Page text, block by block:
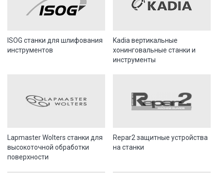
ISOG станки для шлифования
инструментов
Kadia вертикальные
хонинговальные станки и
инструменты
Lapmaster Wolters станки для
высокоточной обработки
поверхности
Repar2 защитные устройства
на станки